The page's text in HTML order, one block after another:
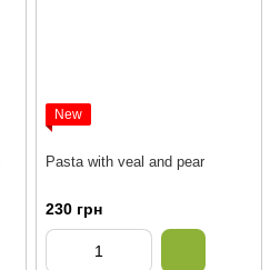
New
Pasta with veal and pear
230 грн